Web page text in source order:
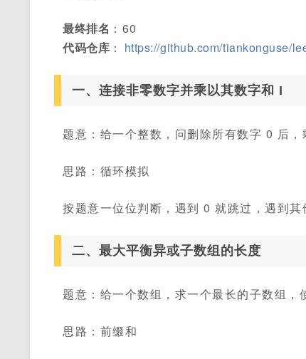
最终排名 ：60
代码仓库 ： https://github.com/tiankonguse/
一、连接非零数字并乘以其数字和 I
题意：给一个整数，问删除所有数字 0 后
思路：循环模拟
按题意一位位判断，遇到 0 就跳过，遇到其
二、最大平衡异或子数组的长度
题意：给一个数组，求一个最长的子数组，
思路：前缀和